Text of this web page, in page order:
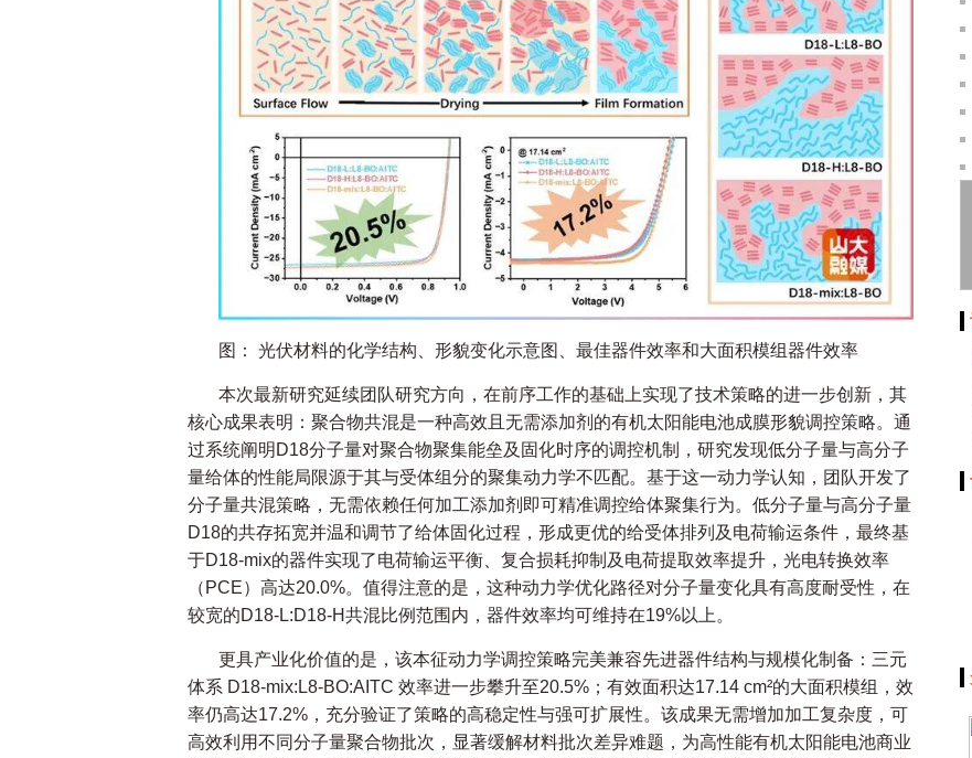
图： 光伏材料的化学结构、形貌变化示意图、最佳器件效率和大面积模组器件效率
本次最新研究延续团队研究方向，在前序工作的基础上实现了技术策略的进一步创新，其
核心成果表明：聚合物共混是一种高效且无需添加剂的有机太阳能电池成膜形貌调控策略。通
过系统阐明D18分子量对聚合物聚集能垒及固化时序的调控机制，研究发现低分子量与高分子
量给体的性能局限源于其与受体组分的聚集动力学不匹配。基于这一动力学认知，团队开发了
分子量共混策略，无需依赖任何加工添加剂即可精准调控给体聚集行为。低分子量与高分子量
D18的共存拓宽并温和调节了给体固化过程，形成更优的给受体排列及电荷输运条件，最终基
于D18-mix的器件实现了电荷输运平衡、复合损耗抑制及电荷提取效率提升，光电转换效率
（PCE）高达20.0%。值得注意的是，这种动力学优化路径对分子量变化具有高度耐受性，在
较宽的D18-L:D18-H共混比例范围内，器件效率均可维持在19%以上。
更具产业化价值的是，该本征动力学调控策略完美兼容先进器件结构与规模化制备：三元
体系 D18-mix:L8-BO:AITC 效率进一步攀升至20.5%；有效面积达17.14 cm²的大面积模组，效
率仍高达17.2%，充分验证了策略的高稳定性与强可扩展性。该成果无需增加加工复杂度，可
高效利用不同分子量聚合物批次，显著缓解材料批次差异难题，为高性能有机太阳能电池商业